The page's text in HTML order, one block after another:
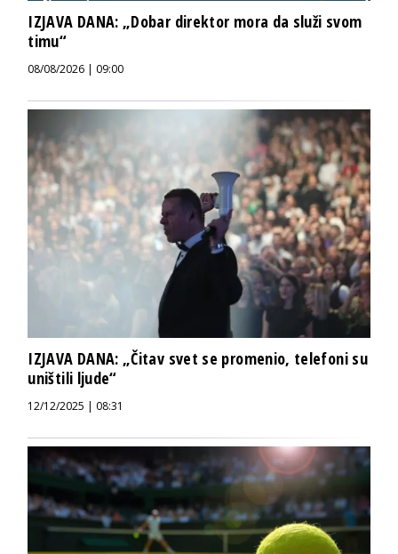
IZJAVA DANA: „Dobar direktor mora da služi svom
timu“
08/08/2026 | 09:00
IZJAVA DANA: „Čitav svet se promenio, telefoni su
uništili ljude“
12/12/2025 | 08:31